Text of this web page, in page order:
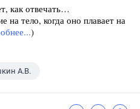
как отвечать…
на тело, когда оно плавает на
)
А.В.